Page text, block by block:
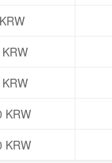
KRW
KRW